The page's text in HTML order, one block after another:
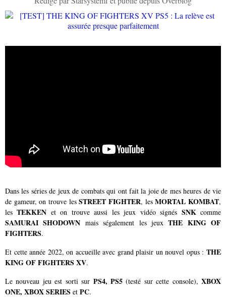
Dans les séries de jeux de combats qui ont fait la joie de mes heures de vie
de gameur, on trouve lesSTREET FIGHTER, lesMORTAL KOMBAT,
lesTEKKEN et on trouve aussi les jeux vidéo signés SNKcomme
SAMURAI SHODOWN mais ségalement les jeuxTHE KING OF
FIGHTERS.
Et cette année 2022, on accueille avec grand plaisir un nouvel opus : THE
KING OF FIGHTERS XV.
Le nouveau jeu est sorti sur PS4, PS5(testé sur cette console),XBOX
ONE, XBOX SERIES et PC.